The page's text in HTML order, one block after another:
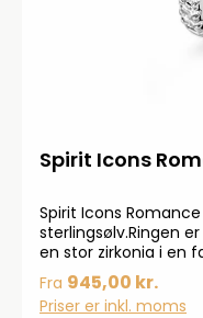
Spirit Icons
Spirit Icons
sterlingsølv.Ringen
en stor zirkonia i en
talrige små zirkonia
Fra 945,00 kr.
Priser er inkl. moms